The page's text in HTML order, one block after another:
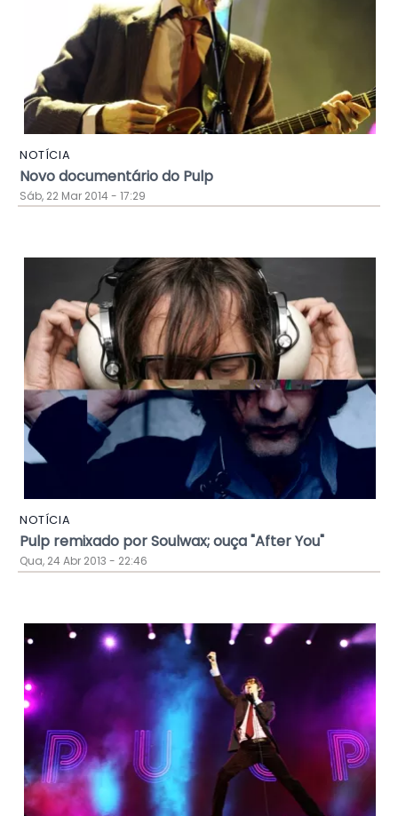
NOTÍCIA
Novo documentário do Pulp
Sáb, 22 Mar 2014 - 17:29
NOTÍCIA
Pulp remixado por Soulwax; ouça "After You"
Qua, 24 Abr 2013 - 22:46